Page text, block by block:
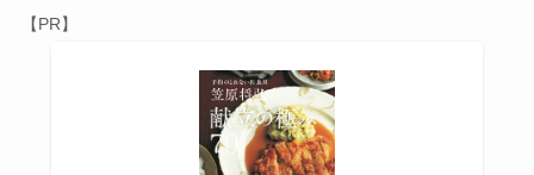
【PR】